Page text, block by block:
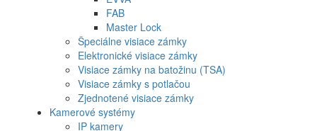
FAB
Master Lock
Špeciálne visiace zámky
Elektronické visiace zámky
Visiace zámky na batožinu (TSA)
Visiace zámky s potlačou
Zjednotené visiace zámky
Kamerové systémy
IP kamery